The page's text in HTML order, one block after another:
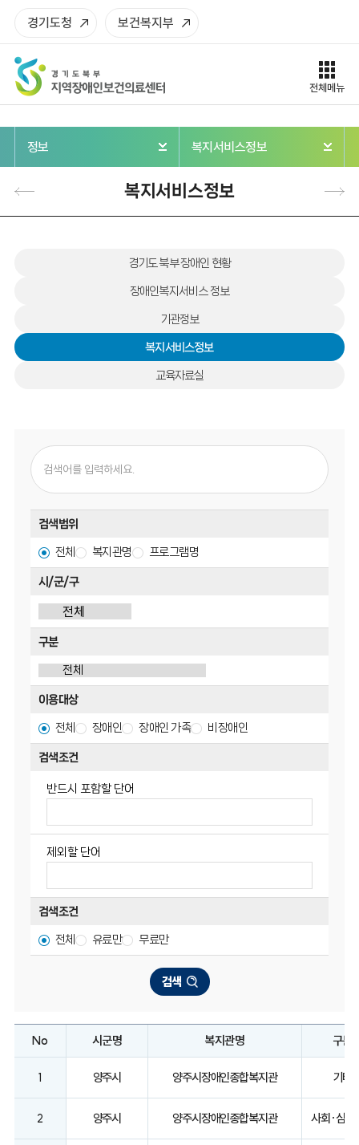
경기도청 보건복지부
전체메뉴
정보 복지서비스정보
복지서비스정보
경기도 북부 장애인 현황
장애인복지서비스 정보
기관정보
복지서비스정보
교육자료실
검색범위
전체 복지관명 프로그램명
시/군/구
구분
이용대상
전체 장애인 장애인 가족 비장애인
검색조건
반드시 포함할 단어
제외할 단어
검색조건
전체 유료만 무료만
검색
No 시군명 복지관명 구분
1 양주시 양주시장애인종합복지관 기타
2 양주시 양주시장애인종합복지관 사회·심리